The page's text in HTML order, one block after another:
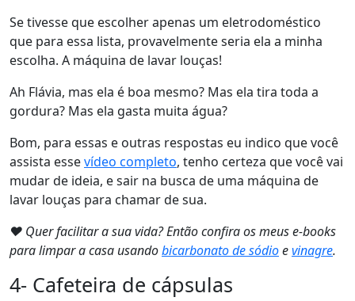
Se tivesse que escolher apenas um eletrodoméstico
que para essa lista, provavelmente seria ela a minha
escolha. A máquina de lavar louças!
Ah Flávia, mas ela é boa mesmo? Mas ela tira toda a
gordura? Mas ela gasta muita água?
Bom, para essas e outras respostas eu indico que você
assista essevídeo completo, tenho certeza que você vai
mudar de ideia, e sair na busca de uma máquina de
lavar louças para chamar de sua.
❤ Quer facilitar a sua vida? Então confira os meus e-books
para limpar a casa usandobicarbonato de sódioevinagre.
4- Cafeteira de cápsulas